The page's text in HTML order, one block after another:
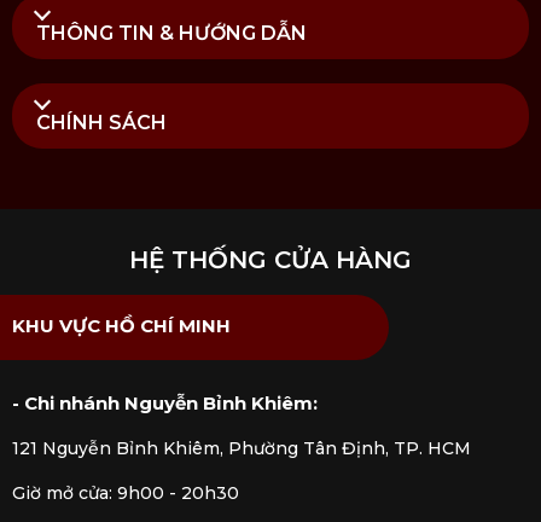
Koncept
khách hàng sẽ yên tâm khi nhận được đầy
đủ chế độ bảo hành và dịch vụ hậu mãi chúng tôi
THÔNG TIN & HƯỚNG DẪN
CHÍNH SÁCH
HỆ THỐNG CỬA HÀNG
KHU VỰC HỒ CHÍ MINH
- Chi nhánh Nguyễn Bỉnh Khiêm:
121 Nguyễn Bỉnh Khiêm, Phường Tân Định, TP. HCM
Giờ mở cửa: 9h00 - 20h30